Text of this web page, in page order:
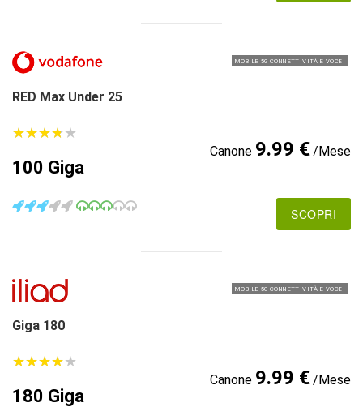
MOBILE 5G CONNETTIVITÀ E VOCE
RED Max Under 25
★★★★★
★★★★★
100 Giga
Canone 9.99 €/Mese
SCOPRI
MOBILE 5G CONNETTIVITÀ E VOCE
Giga 180
★★★★★
★★★★★
180 Giga
Canone 9.99 €/Mese